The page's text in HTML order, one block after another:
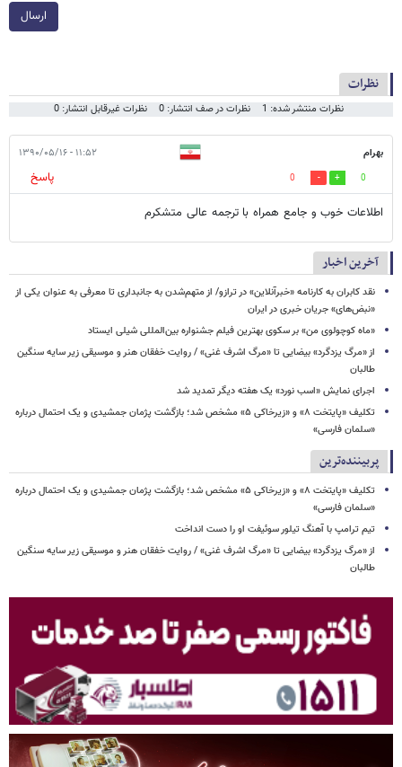
ارسال
نظرات
نظرات منتشر شده: 1 نظرات در صف انتشار: 0 نظرات غیرقابل انتشار: 0
بهرام ۱۱:۵۲ - ۱۳۹۰/۰۵/۱۶
0
0
پاسخ
اطلاعات خوب و جامع همراه با ترجمه عالی متشکرم
آخرین اخبار
نقد کابران به کارنامه «خبرآنلاین» در ترازو/ از متهم‌شدن به جانبداری تا معرفی به عنوان یکی از
«نبض‌های» جریان خبری در ایران
«ماه کوچولوی من» بر سکوی بهترین فیلم جشنواره بین‌المللی شیلی ایستاد
از «مرگ یزدگرد» بیضایی تا «مرگ اشرف غنی» / روایت خفقان هنر و موسیقی زیر سایه سنگین
طالبان
اجرای نمایش «اسب نورد» یک هفته دیگر تمدید شد
تکلیف «پایتخت ۸» و «زیرخاکی ۵» مشخص شد؛ بازگشت پژمان جمشیدی و یک احتمال درباره
«سلمان فارسی»
پربیننده‌ترین
تکلیف «پایتخت ۸» و «زیرخاکی ۵» مشخص شد؛ بازگشت پژمان جمشیدی و یک احتمال درباره
«سلمان فارسی»
تیم ترامپ با آهنگ تیلور سوئیفت او را دست انداخت
از «مرگ یزدگرد» بیضایی تا «مرگ اشرف غنی» / روایت خفقان هنر و موسیقی زیر سایه سنگین
طالبان